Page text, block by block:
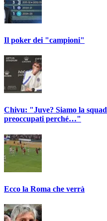
Il poker dei "campioni"
Chivu: "Juve? Siamo la
preoccupati perché…"
Ecco la Roma che verrà